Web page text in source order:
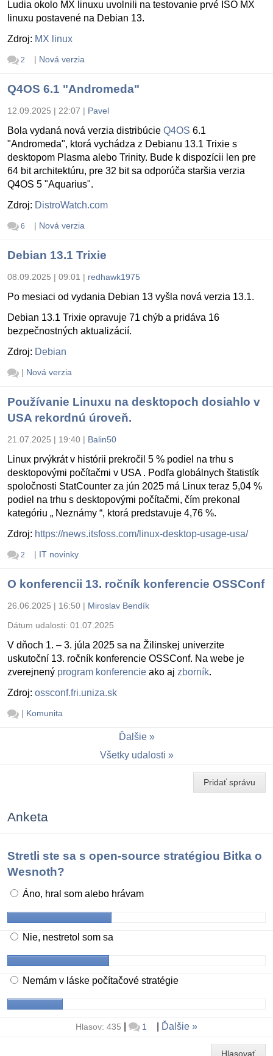
Ludia okolo MX linuxu uvolnili na testovanie prvé ISO MX
linuxu postavené na Debian 13.
Zdroj: MX linux
2 | Nová verzia
Q4OS 6.1 "Andromeda"
12.09.2025 | 22:07 | Pavel
Bola vydaná nová verzia distribúcie Q4OS 6.1
"Andromeda", ktorá vychádza z Debianu 13.1 Trixie s
desktopom Plasma alebo Trinity. Bude k dispozícii len pre
64 bit architektúru, pre 32 bit sa odporúča staršia verzia
Q4OS 5 "Aquarius".
Zdroj: DistroWatch.com
6 | Nová verzia
Debian 13.1 Trixie
08.09.2025 | 09:01 | redhawk1975
Po mesiaci od vydania Debian 13 vyšla nová verzia 13.1.
Debian 13.1 Trixie opravuje 71 chýb a pridáva 16
bezpečnostných aktualizácií.
Zdroj: Debian
| Nová verzia
Používanie Linuxu na desktopoch dosiahlo v
USA rekordnú úroveň.
21.07.2025 | 19:40 | Balin50
Linux prvýkrát v histórii prekročil 5 % podiel na trhu s
desktopovými počítačmi v USA . Podľa globálnych štatistík
spoločnosti StatCounter za jún 2025 má Linux teraz 5,04 %
podiel na trhu s desktopovými počítačmi, čím prekonal
kategóriu „ Neznámy “, ktorá predstavuje 4,76 %.
Zdroj: https://news.itsfoss.com/linux-desktop-usage-usa/
2 | IT novinky
O konferencii 13. ročník konferencie OSSConf
26.06.2025 | 16:50 | Miroslav Bendík
Dátum udalosti: 01.07.2025
V dňoch 1. – 3. júla 2025 sa na Žilinskej univerzite
uskutoční 13. ročník konferencie OSSConf. Na webe je
zverejnený program konferencie ako aj zborník.
Zdroj: ossconf.fri.uniza.sk
| Komunita
Ďalšie
Všetky udalosti
Pridať správu
Anketa
Stretli ste sa s open-source stratégiou Bitka o
Wesnoth?
Áno, hral som alebo hrávam
Nie, nestretol som sa
Nemám v láske počítačové stratégie
Hlasov: 435 1 Ďalšie
Hlasovať